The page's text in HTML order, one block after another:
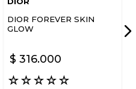
DIOR FOREVER SKIN
GLOW
$ 316.000
☆☆☆☆☆